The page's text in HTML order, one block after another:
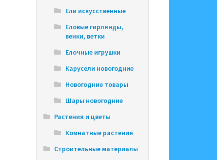
Ели искусственные
Еловые гирлянды,
венки, ветки
Елочные игрушки
Карусели новогодние
Новогодние товары
Шары новогодние
Растения и цветы
Комнатные растения
Строительные материалы